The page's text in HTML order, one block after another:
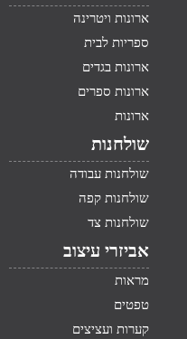
ארונות ויטרינה
ספריות לבית
ארונות בגדים
ארונות ספרים
ארונות
שולחנות
שולחנות עבודה
שולחנות קפה
שולחנות צד
אביזרי עיצוב
מראות
טפטים
קערות ועציצים